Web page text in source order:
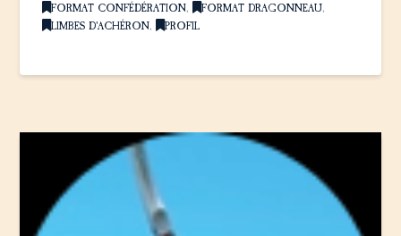
FORMAT CONFÉDÉRATION, FORMAT DRAGONNEAU,
LIMBES D'ACHÉRON, PROFIL